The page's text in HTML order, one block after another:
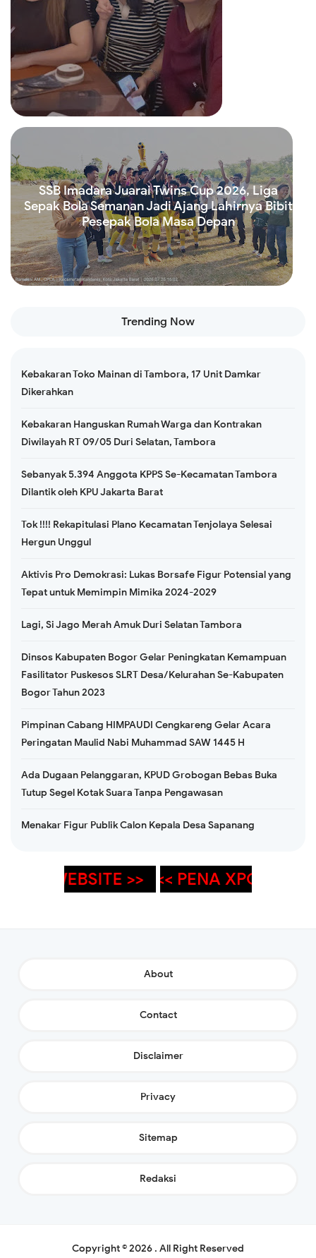
Read more
SSB Imadara Juarai Twins Cup 2026, Liga
Sepak Bola Semanan Jadi Ajang Lahirnya Bibit
Pesepak Bola Masa Depan
Read more
Trending Now
Kebakaran Toko Mainan di Tambora, 17 Unit Damkar
Dikerahkan
Kebakaran Hanguskan Rumah Warga dan Kontrakan
Diwilayah RT 09/05 Duri Selatan, Tambora
Sebanyak 5.394 Anggota KPPS Se-Kecamatan Tambora
Dilantik oleh KPU Jakarta Barat
Tok !!!! Rekapitulasi Plano Kecamatan Tenjolaya Selesai
Hergun Unggul
Aktivis Pro Demokrasi: Lukas Borsafe Figur Potensial yang
Tepat untuk Memimpin Mimika 2024-2029
Lagi, Si Jago Merah Amuk Duri Selatan Tambora
Dinsos Kabupaten Bogor Gelar Peningkatan Kemampuan
Fasilitator Puskesos SLRT Desa/Kelurahan Se-Kabupaten
Bogor Tahun 2023
Pimpinan Cabang HIMPAUDI Cengkareng Gelar Acara
Peringatan Maulid Nabi Muhammad SAW 1445 H
Ada Dugaan Pelanggaran, KPUD Grobogan Bebas Buka
Tutup Segel Kotak Suara Tanpa Pengawasan
Menakar Figur Publik Calon Kepala Desa Sapanang
<< THANK YOU FOR
<< PENA XPOSE >>
About
Contact
Disclaimer
Privacy
Sitemap
Redaksi
Copyright ©2026 . All Right Reserved